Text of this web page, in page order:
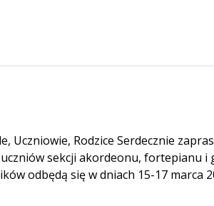
Uczniowie, Rodzice Serdecznie
sekcji akordeonu, fortepianu i
odbędą się w dniach 15-17 marca